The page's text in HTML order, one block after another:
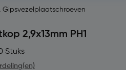
2,9x13mm PH1
Stuks